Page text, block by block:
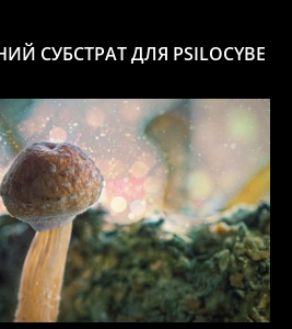
СУБСТРАТ ДЛЯ PSILOCYBE